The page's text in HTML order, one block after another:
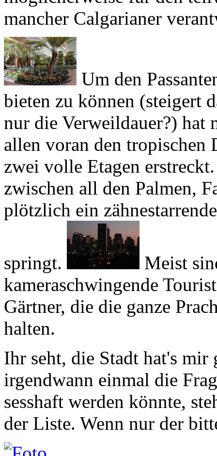
bieten zu können (steigert
nur die Verweildauer?) hat
allen voran den tropischen
zwei volle Etagen
zwischen all den Palmen,
plötzlich ein
kameraschwingende
Gärtner, die die ganze
halten.
Ihr seht, die Stadt hat's mir
irgendwann einmal die
sesshaft werden könnte,
der Liste. Wenn nur der